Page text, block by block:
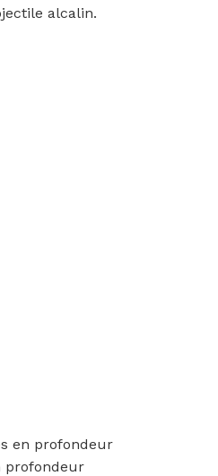
alcalin.
en profondeur
profondeur